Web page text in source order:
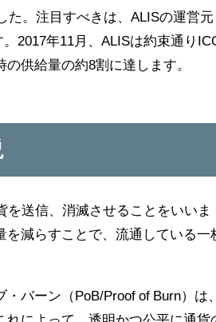
た。注目すべきは、ALISの運営元
2017年11月、ALISは約束通り
供給量の約8割に達します。
送信、消滅させることをいいま
を減らすことで、流通している一
バーン（PoB/Proof of Burn）は
れによって、透明かつ公平に通貨